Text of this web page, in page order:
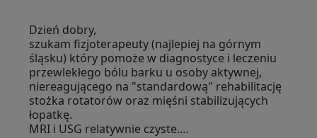
Dzień dobry,
szukam fizjoterapeuty (najlepiej na górnym
śląsku) który pomoże w diagnostyce i leczeniu
przewlekłego bólu barku u osoby aktywnej,
niereagującego na "standardową" rehabilitację
stożka rotatorów oraz mięśni stabilizujących
łopatkę.
MRI i USG relatywnie czyste.…